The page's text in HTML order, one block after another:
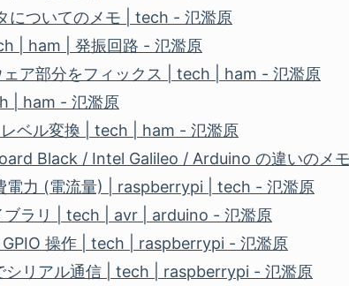
についてのメモ | tech - 氾濫原
| ham | 発振回路 - 氾濫原
ア部分をフィックス | tech | ham - 氾濫原
| ham - 氾濫原
ベル変換 | tech | ham - 氾濫原
Black / Intel Galileo / Arduino の違いのメ
電力 (電流量) | raspberrypi | tech - 氾濫原
ブラリ | tech | avr | arduino - 氾濫原
操作 | tech | raspberrypi - 氾濫原
シリアル通信 | tech | raspberrypi - 氾濫原